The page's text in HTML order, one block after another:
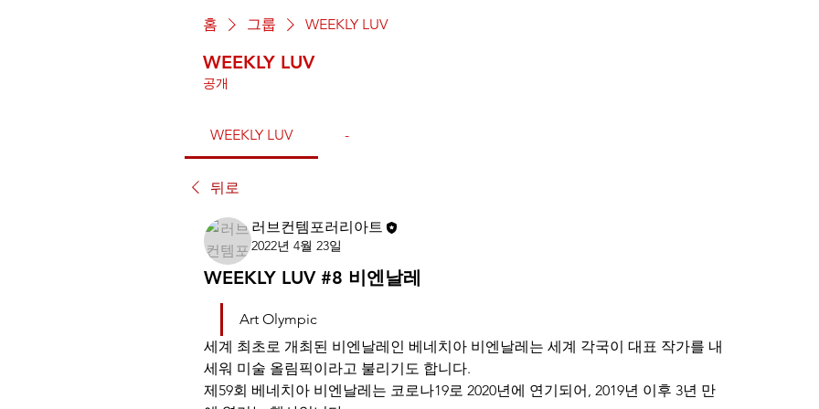
홈 그룹 WEEKLY LUV
WEEKLY LUV
공개
WEEKLY LUV -
뒤로
러브컨템포러리아트
2022년 4월 23일
WEEKLY LUV #8 비엔날레
Art Olympic
세계 최초로 개최된 비엔날레인 베네치아 비엔날레는 세계 각국이 대표 작가를 내
세워 미술 올림픽이라고 불리기도 합니다.
제59회 베네치아 비엔날레는 코로나19로 2020년에 연기되어, 2019년 이후 3년 만